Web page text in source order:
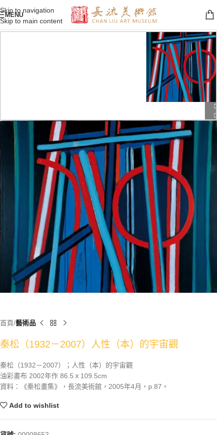
Skip to navigation
Skip to main content
MENU
首頁 藝術品
秦松（1932－2007）人性（本）的宇宙觀
秦松（1932－2007）；人性（本）的宇宙觀
油彩畫布 2002年作 86.5ｘ109.5cm
資料：《秦松畫集》，長流美術館，2005年4月，p.87。
Add to wishlist